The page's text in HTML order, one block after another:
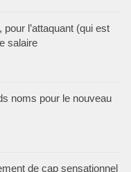
l’attaquant (qui est
salaire
noms pour le nouveau
de cap sensationnel